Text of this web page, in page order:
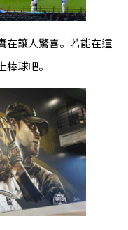
在讓人驚喜。若能在這
球吧。